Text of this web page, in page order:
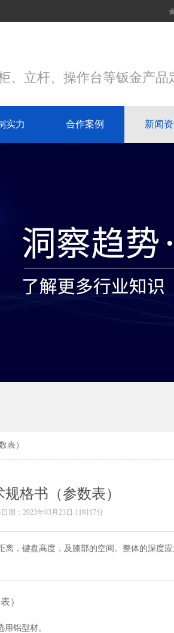
、立杆、操作台等钣金产品
实力 合作案例 新闻
表）
格书（参数表）
期：2023年03月23日 11时17分
，键盘高度，及膝部的空间。整体的深度应
）
铝型材。